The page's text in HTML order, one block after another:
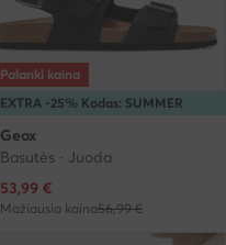
EXTRA -25% Kodas: SUMMER
Palanki kaina
Geox
Basutės · Juoda
Dabartinė kaina
53,99 €
Mažiausia kaina56,99 €